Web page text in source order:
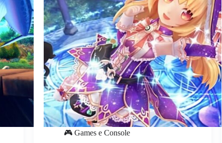
🎮 Games e Console